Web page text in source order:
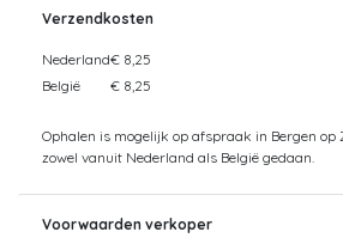
Verzendkosten
Nederland€ 8,25
België
€ 8,25
Ophalen is mogelijk op afspraak in Bergen op
zowel vanuit Nederland als België gedaan.
Voorwaarden verkoper